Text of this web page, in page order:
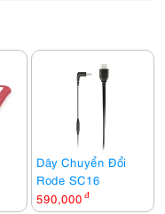
Dây Chuyển Đổi
Rode SC16
590,000 đ